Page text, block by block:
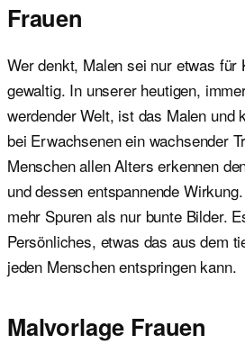
Frauen
Wer denkt, Malen sei nur etwas
gewaltig. In unserer heutigen,
werdender Welt, ist das Malen und
bei Erwachsenen ein wachsender
Menschen allen Alters erkennen
und dessen entspannende
mehr Spuren als nur bunte Bilder.
Persönliches, etwas das aus dem
jeden Menschen entspringen kann.
Malvorlage Frauen